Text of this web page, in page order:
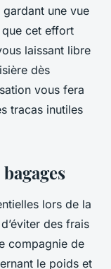
une vue
que cet effort
laissant libre
dès
vous fera
tracas inutiles
lors de la
des frais
compagnie de
le poids et